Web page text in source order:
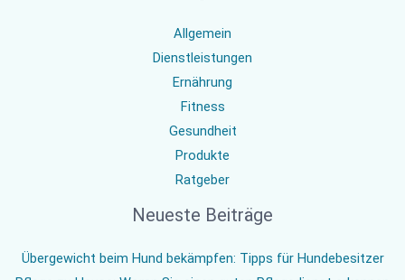
Allgemein
Dienstleistungen
Ernährung
Fitness
Gesundheit
Produkte
Ratgeber
Neueste Beiträge
Übergewicht beim Hund bekämpfen: Tipps für Hundebesitzer